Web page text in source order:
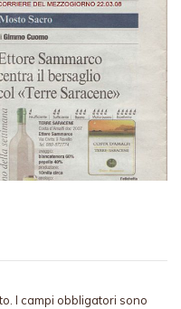
I campi obbligatori sono